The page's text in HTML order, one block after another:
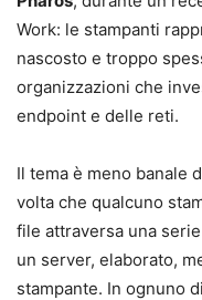
Work: le stampanti
nascosto e troppo
organizzazioni che
endpoint e delle reti.
Il tema è meno banale
volta che qualcuno
file attraversa una
un server, elaborato,
stampante. In ognuno